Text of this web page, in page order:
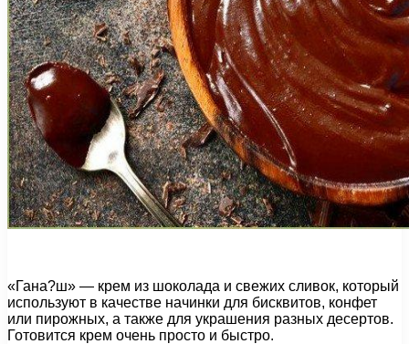
«Гана?ш» — крем из шоколада и свежих сливок, который
используют в качестве начинки для бисквитов, конфет
или пирожных, а также для украшения разных десертов.
Готовится крем очень просто и быстро.